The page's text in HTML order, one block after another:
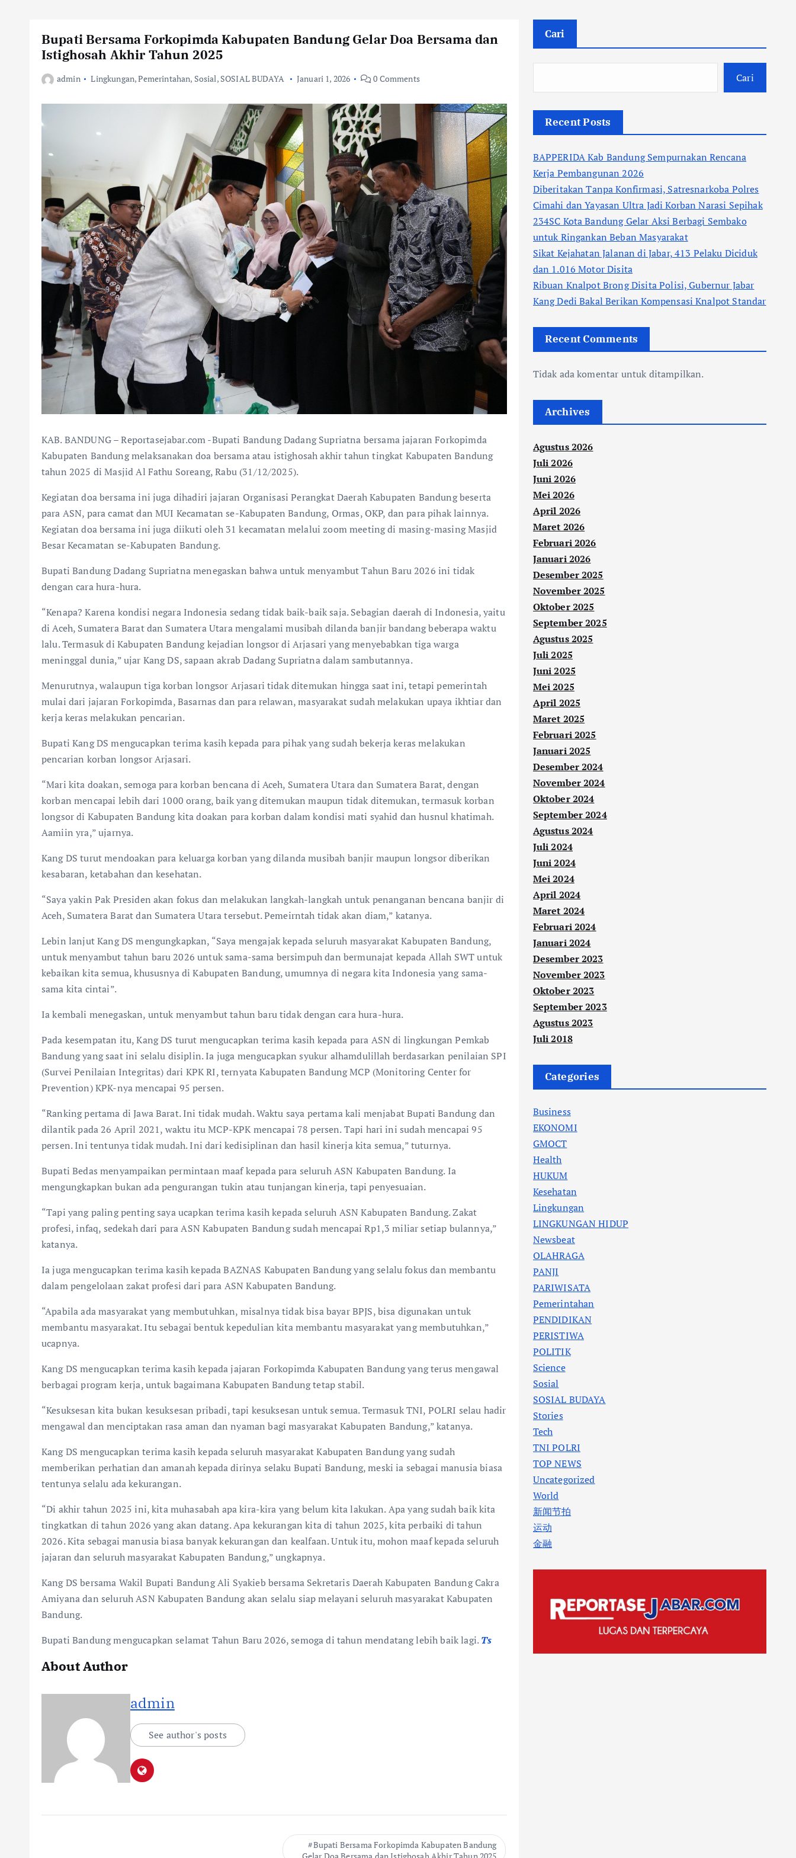
Bupati Bersama Forkopimda Kabupaten Bandung Gelar Doa Bersama dan
Istighosah Akhir Tahun 2025
admin Lingkungan,Pemerintahan, Sosial, SOSIAL BUDAYA Januari 1, 2026 0 Comments
KAB. BANDUNG – Reportasejabar.com -Bupati Bandung Dadang Supriatna bersama jajaran Forkopimda
Kabupaten Bandung melaksanakan doa bersama atau istighosah akhir tahun tingkat Kabupaten Bandung
tahun 2025 di Masjid Al Fathu Soreang, Rabu (31/12/2025).
Kegiatan doa bersama ini juga dihadiri jajaran Organisasi Perangkat Daerah Kabupaten Bandung beserta
para ASN, para camat dan MUI Kecamatan se-Kabupaten Bandung, Ormas, OKP, dan para pihak lainnya.
Kegiatan doa bersama ini juga diikuti oleh 31 kecamatan melalui zoom meeting di masing-masing Masjid
Besar Kecamatan se-Kabupaten Bandung.
Bupati Bandung Dadang Supriatna menegaskan bahwa untuk menyambut Tahun Baru 2026 ini tidak
dengan cara hura-hura.
“Kenapa? Karena kondisi negara Indonesia sedang tidak baik-baik saja. Sebagian daerah di Indonesia, yaitu
di Aceh, Sumatera Barat dan Sumatera Utara mengalami musibah dilanda banjir bandang beberapa waktu
lalu. Termasuk di Kabupaten Bandung kejadian longsor di Arjasari yang menyebabkan tiga warga
meninggal dunia,” ujar Kang DS, sapaan akrab Dadang Supriatna dalam sambutannya.
Menurutnya, walaupun tiga korban longsor Arjasari tidak ditemukan hingga saat ini, tetapi pemerintah
mulai dari jajaran Forkopimda, Basarnas dan para relawan, masyarakat sudah melakukan upaya ikhtiar dan
kerja keras melakukan pencarian.
Bupati Kang DS mengucapkan terima kasih kepada para pihak yang sudah bekerja keras melakukan
pencarian korban longsor Arjasari.
“Mari kita doakan, semoga para korban bencana di Aceh, Sumatera Utara dan Sumatera Barat, dengan
korban mencapai lebih dari 1000 orang, baik yang ditemukan maupun tidak ditemukan, termasuk korban
longsor di Kabupaten Bandung kita doakan para korban dalam kondisi mati syahid dan husnul khatimah.
Aamiin yra,” ujarnya.
Kang DS turut mendoakan para keluarga korban yang dilanda musibah banjir maupun longsor diberikan
kesabaran, ketabahan dan kesehatan.
“Saya yakin Pak Presiden akan fokus dan melakukan langkah-langkah untuk penanganan bencana banjir di
Aceh, Sumatera Barat dan Sumatera Utara tersebut. Pemeirntah tidak akan diam,” katanya.
Lebin lanjut Kang DS mengungkapkan, “Saya mengajak kepada seluruh masyarakat Kabupaten Bandung,
untuk menyambut tahun baru 2026 untuk sama-sama bersimpuh dan bermunajat kepada Allah SWT untuk
kebaikan kita semua, khususnya di Kabupaten Bandung, umumnya di negara kita Indonesia yang sama-
sama kita cintai”.
Ia kembali menegaskan, untuk menyambut tahun baru tidak dengan cara hura-hura.
Pada kesempatan itu, Kang DS turut mengucapkan terima kasih kepada para ASN di lingkungan Pemkab
Bandung yang saat ini selalu disiplin. Ia juga mengucapkan syukur alhamdulillah berdasarkan penilaian SPI
(Survei Penilaian Integritas) dari KPK RI, ternyata Kabupaten Bandung MCP (Monitoring Center for
Prevention) KPK-nya mencapai 95 persen.
“Ranking pertama di Jawa Barat. Ini tidak mudah. Waktu saya pertama kali menjabat Bupati Bandung dan
dilantik pada 26 April 2021, waktu itu MCP-KPK mencapai 78 persen. Tapi hari ini sudah mencapai 95
persen. Ini tentunya tidak mudah. Ini dari kedisiplinan dan hasil kinerja kita semua,” tuturnya.
Bupati Bedas menyampaikan permintaan maaf kepada para seluruh ASN Kabupaten Bandung. Ia
mengungkapkan bukan ada pengurangan tukin atau tunjangan kinerja, tapi penyesuaian.
“Tapi yang paling penting saya ucapkan terima kasih kepada seluruh ASN Kabupaten Bandung. Zakat
profesi, infaq, sedekah dari para ASN Kabupaten Bandung sudah mencapai Rp1,3 miliar setiap bulannya,”
katanya.
Ia juga mengucapkan terima kasih kepada BAZNAS Kabupaten Bandung yang selalu fokus dan membantu
dalam pengelolaan zakat profesi dari para ASN Kabupaten Bandung.
“Apabila ada masyarakat yang membutuhkan, misalnya tidak bisa bayar BPJS, bisa digunakan untuk
membantu masyarakat. Itu sebagai bentuk kepedulian kita membantu masyarakat yang membutuhkan,”
ucapnya.
Kang DS mengucapkan terima kasih kepada jajaran Forkopimda Kabupaten Bandung yang terus mengawal
berbagai program kerja, untuk bagaimana Kabupaten Bandung tetap stabil.
“Kesuksesan kita bukan kesuksesan pribadi, tapi kesuksesan untuk semua. Termasuk TNI, POLRI selau hadir
mengawal dan menciptakan rasa aman dan nyaman bagi masyarakat Kabupaten Bandung,” katanya.
Kang DS mengucapkan terima kasih kepada seluruh masyarakat Kabupaten Bandung yang sudah
memberikan perhatian dan amanah kepada dirinya selaku Bupati Bandung, meski ia sebagai manusia biasa
tentunya selalu ada kekurangan.
“Di akhir tahun 2025 ini, kita muhasabah apa kira-kira yang belum kita lakukan. Apa yang sudah baik kita
tingkatkan di tahun 2026 yang akan datang. Apa kekurangan kita di tahun 2025, kita perbaiki di tahun
2026. Kita sebagai manusia biasa banyak kekurangan dan kealfaan. Untuk itu, mohon maaf kepada seluruh
jajaran dan seluruh masyarakat Kabupaten Bandung,” ungkapnya.
Kang DS bersama Wakil Bupati Bandung Ali Syakieb bersama Sekretaris Daerah Kabupaten Bandung Cakra
Amiyana dan seluruh ASN Kabupaten Bandung akan selalu siap melayani seluruh masyarakat Kabupaten
Bandung.
Bupati Bandung mengucapkan selamat Tahun Baru 2026, semoga di tahun mendatang lebih baik lagi.Ts
About Author
admin
See author's posts
Bupati Bersama Forkopimda Kabupaten Bandung
Gelar Doa Bersama dan Istighosah Akhir Tahun 2025
Cari
Cari
Recent Posts
BAPPERIDA Kab Bandung Sempurnakan Rencana
Kerja Pembangunan 2026
Diberitakan Tanpa Konfirmasi, Satresnarkoba Polres
Cimahi dan Yayasan Ultra Jadi Korban Narasi Sepihak
234SC Kota Bandung Gelar Aksi Berbagi Sembako
untuk Ringankan Beban Masyarakat
Sikat Kejahatan Jalanan di Jabar, 413 Pelaku Diciduk
dan 1.016 Motor Disita
Ribuan Knalpot Brong Disita Polisi, Gubernur Jabar
Kang Dedi Bakal Berikan Kompensasi Knalpot Standar
Recent Comments
Tidak ada komentar untuk ditampilkan.
Archives
Agustus 2026
Juli 2026
Juni 2026
Mei 2026
April 2026
Maret 2026
Februari 2026
Januari 2026
Desember 2025
November 2025
Oktober 2025
September 2025
Agustus 2025
Juli 2025
Juni 2025
Mei 2025
April 2025
Maret 2025
Februari 2025
Januari 2025
Desember 2024
November 2024
Oktober 2024
September 2024
Agustus 2024
Juli 2024
Juni 2024
Mei 2024
April 2024
Maret 2024
Februari 2024
Januari 2024
Desember 2023
November 2023
Oktober 2023
September 2023
Agustus 2023
Juli 2018
Categories
Business
EKONOMI
GMOCT
Health
HUKUM
Kesehatan
Lingkungan
LINGKUNGAN HIDUP
Newsbeat
OLAHRAGA
PANJI
PARIWISATA
Pemerintahan
PENDIDIKAN
PERISTIWA
POLITIK
Science
Sosial
SOSIAL BUDAYA
Stories
Tech
TNI POLRI
TOP NEWS
Uncategorized
World
新闻节拍
运动
金融